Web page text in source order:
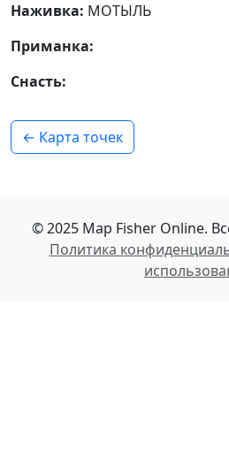
Наживка: МОТЫЛЬ
Приманка:
Снасть:
← Карта точек
© 2025 Map Fisher Online.
Политика